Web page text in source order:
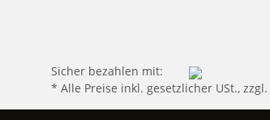
Sicher bezahlen mit:
* Alle Preise inkl. gesetzlicher USt., zzgl.